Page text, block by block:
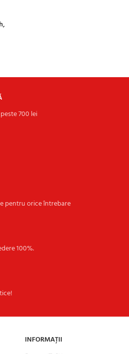
700 lei
pentru orice întrebare
100%.
INFORMAȚII